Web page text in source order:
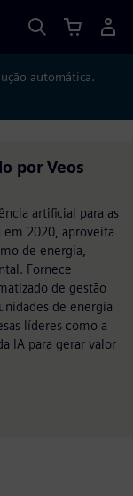
automática.
por Veos
artificial para as
em 2020, aproveita
de energia,
Fornece
de gestão
de energia
líderes como a
IA para gerar valor